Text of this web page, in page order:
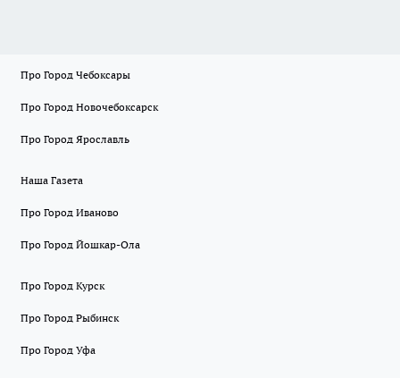
Про Город Чебоксары
Про Город Новочебоксарск
Про Город Ярославль
Наша Газета
Про Город Иваново
Про Город Йошкар-Ола
Про Город Курск
Про Город Рыбинск
Про Город Уфа